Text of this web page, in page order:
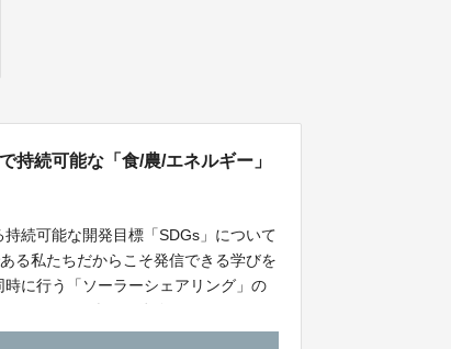
持続可能な「食/農/エネルギー」
続可能な開発目標「SDGs」について
る私たちだからこそ発信できる学びを
に行う「ソーラーシェアリング」の